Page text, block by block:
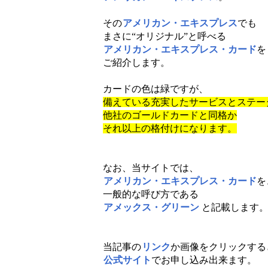
そのアメリカン・エキスプレスでも
まさに“オリジナル”と呼べる
アメリカン・エキスプレス・カードを
ご紹介します。
カードの色は緑ですが、
備えている充実したサービスとステー
他社のゴールドカードと同格か
それ以上の格付けになります。
なお、当サイトでは、
アメリカン・エキスプレス・カードを
一般的な呼び方である
アメックス・グリーン と記載します。
当記事の リンクか画像をクリックする
公式サイト でお申し込み出来ます。